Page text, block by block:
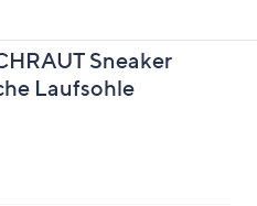
Sneaker
Laufsohle